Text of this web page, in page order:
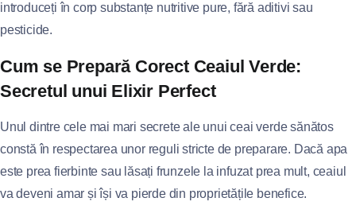
introduceți în corp substanțe nutritive pure, fără aditivi sau
pesticide.
Cum se Prepară Corect Ceaiul Verde:
Secretul unui Elixir Perfect
Unul dintre cele mai mari secrete ale unui ceai verde sănătos
constă în respectarea unor reguli stricte de preparare. Dacă apa
este prea fierbinte sau lăsați frunzele la infuzat prea mult, ceaiul
va deveni amar și își va pierde din proprietățile benefice.